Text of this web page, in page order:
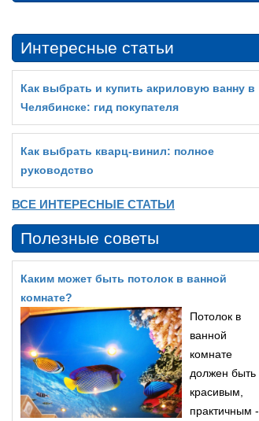
Интересные статьи
Как выбрать и купить акриловую ванну в
Челябинске: гид покупателя
Как выбрать кварц‑винил: полное
руководство
ВСЕ ИНТЕРЕСНЫЕ СТАТЬИ
Полезные советы
Каким может быть потолок в ванной
комнате?
Потолок в
ванной
комнате
должен быть
красивым,
практичным -